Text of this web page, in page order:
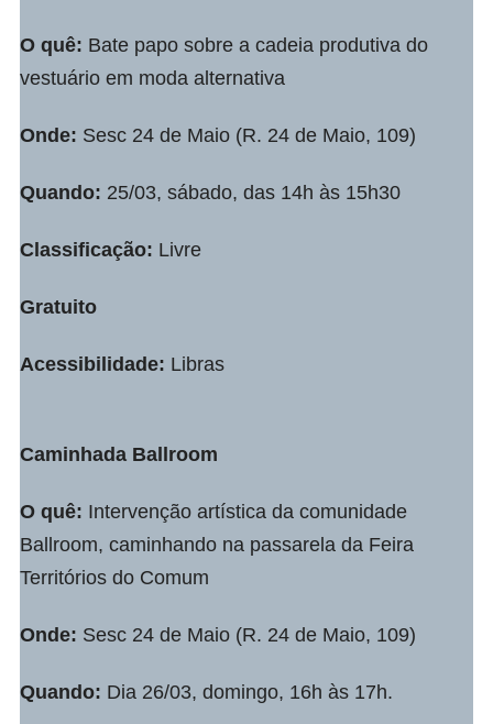
O quê: Bate papo sobre a cadeia produtiva do
vestuário em moda alternativa
Onde: Sesc 24 de Maio (R. 24 de Maio, 109)
Quando: 25/03, sábado, das 14h às 15h30
Classificação: Livre
Gratuito
Acessibilidade: Libras
Caminhada Ballroom
O quê: Intervenção artística da comunidade
Ballroom, caminhando na passarela da Feira
Territórios do Comum
Onde: Sesc 24 de Maio (R. 24 de Maio, 109)
Quando: Dia 26/03, domingo, 16h às 17h.